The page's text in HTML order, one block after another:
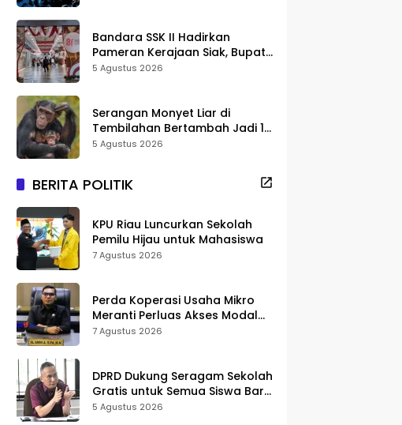
Bandara SSK II Hadirkan
Pameran Kerajaan Siak, Bupati
Afni: Jadi Ruang Edukasi
5 Agustus 2026
Serangan Monyet Liar di
Tembilahan Bertambah Jadi 16
Korban, DPKP Bantah Video
5 Agustus 2026
BERITA POLITIK
KPU Riau Luncurkan Sekolah
Pemilu Hijau untuk Mahasiswa
7 Agustus 2026
Perda Koperasi Usaha Mikro
Meranti Perluas Akses Modal
dan Pasar
7 Agustus 2026
DPRD Dukung Seragam Sekolah
Gratis untuk Semua Siswa Baru,
Minta Rehab Sekolah Jangan
5 Agustus 2026